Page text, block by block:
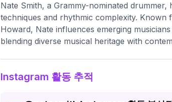
Nate Smith, a Grammy-nominated
techniques and rhythmic complexity.
Howard, Nate influences emerging
blending diverse musical heritage with
Instagram 활동 추적